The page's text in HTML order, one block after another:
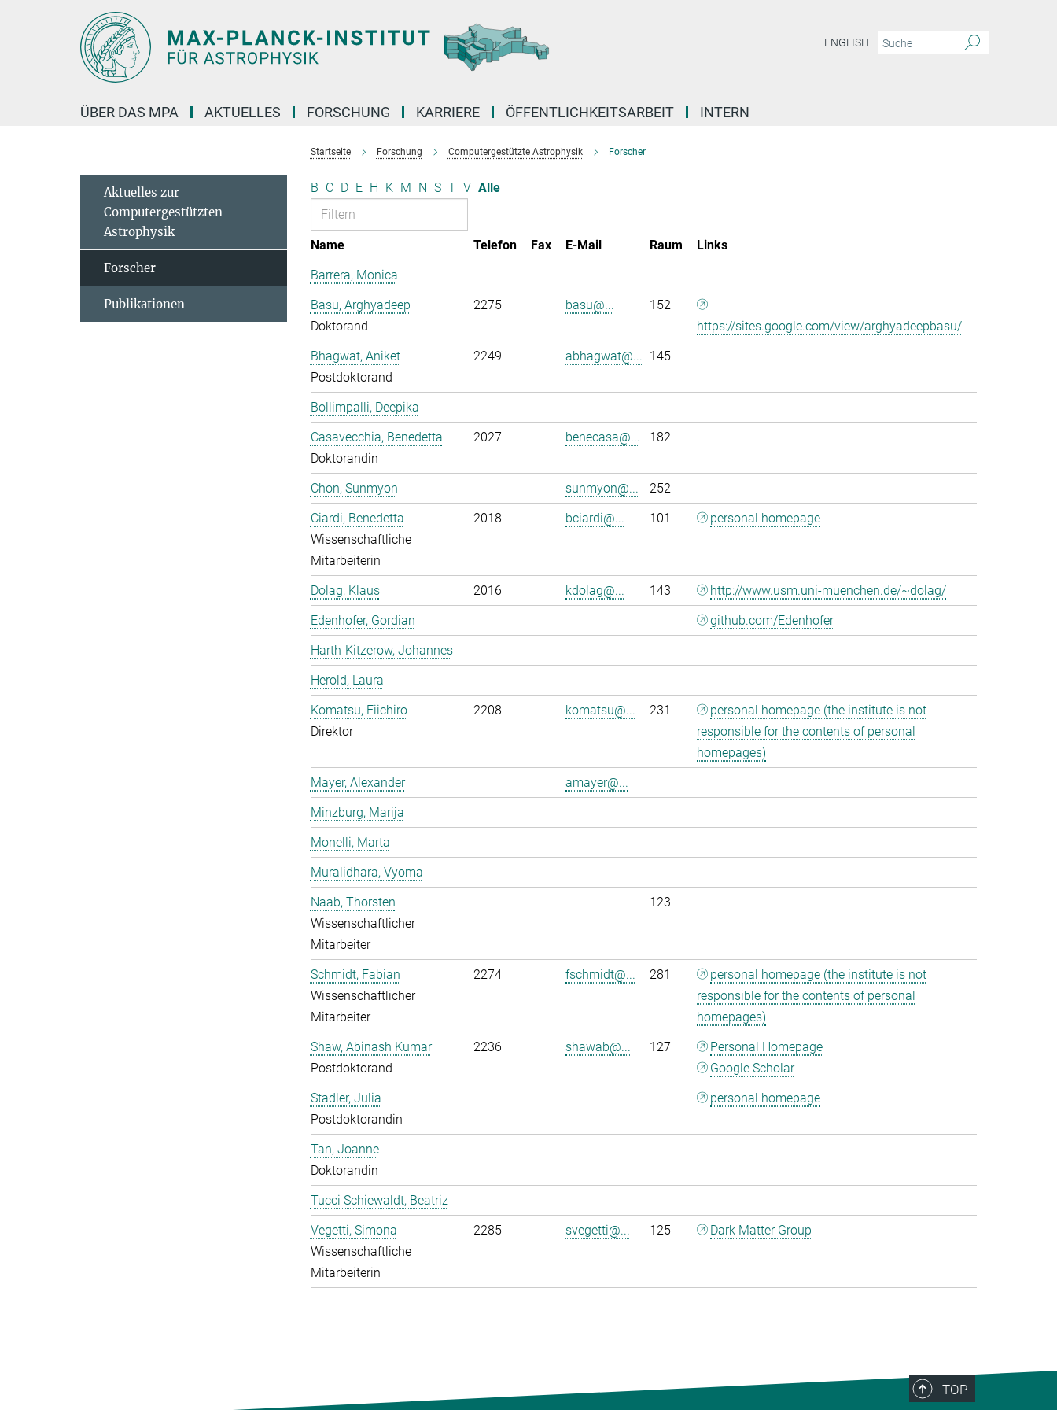
ENGLISH
ÜBER DAS MPA AKTUELLES FORSCHUNG KARRIERE ÖFFENTLICHKEITSARBEIT INTERN
Startseite Forschung Computergestützte Astrophysik Forscher
B C D E H K M N S T V Alle
Name Telefon Fax E-Mail Raum
Links
Barrera, Monica
Basu, Arghyadeep
Doktorand
2275 basu@...
152
https://sites.google.com/view/arghyadeepbasu/
Bhagwat, Aniket
Postdoktorand
2249 abhagwat@... 145
Bollimpalli, Deepika
Casavecchia, Benedetta
Doktorandin
2027 benecasa@... 182
Chon, Sunmyon sunmyon@...
252
Ciardi, Benedetta
Wissenschaftliche
Mitarbeiterin
2018 bciardi@... 101 personal homepage
Dolag, Klaus 2016 kdolag@... 143
http://www.usm.uni-muenchen.de/~dolag/
Edenhofer, Gordian
github.com/Edenhofer
Harth-Kitzerow, Johannes
Herold, Laura
Komatsu, Eiichiro
Direktor
2208 komatsu@... 231
personal homepage (the institute is not
responsible for the contents of personal
homepages)
Mayer, Alexander
amayer@...
Minzburg, Marija
Monelli, Marta
Muralidhara, Vyoma
Naab, Thorsten
Wissenschaftlicher
Mitarbeiter
123
Schmidt, Fabian
Wissenschaftlicher
Mitarbeiter
2274 fschmidt@... 281
personal homepage (the institute is not
responsible for the contents of personal
homepages)
Shaw, Abinash Kumar
Postdoktorand
2236 shawab@... 127
Personal Homepage
Google Scholar
Stadler, Julia
Postdoktorandin
personal homepage
Tan, Joanne
Doktorandin
Tucci Schiewaldt, Beatriz
Vegetti, Simona
Wissenschaftliche
Mitarbeiterin
2285 svegetti@... 125 Dark Matter Group
Aktuelles zur
Computergestützten
Astrophysik
Forscher
Publikationen
TOP